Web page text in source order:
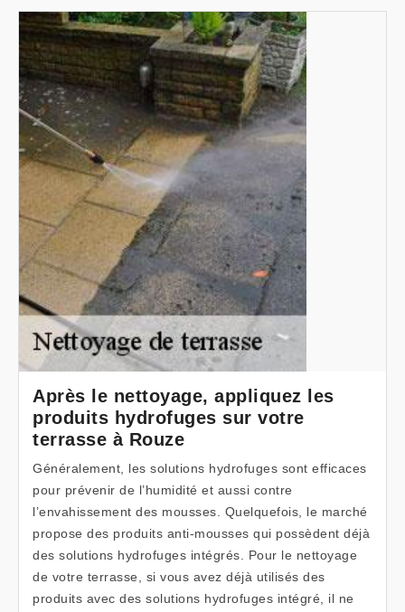
Après le nettoyage, appliquez les
produits hydrofuges sur votre
terrasse à Rouze
Généralement, les solutions hydrofuges sont efficaces
pour prévenir de l’humidité et aussi contre
l’envahissement des mousses. Quelquefois, le marché
propose des produits anti-mousses qui possèdent déjà
des solutions hydrofuges intégrés. Pour le nettoyage
de votre terrasse, si vous avez déjà utilisés des
produits avec des solutions hydrofuges intégré, il ne